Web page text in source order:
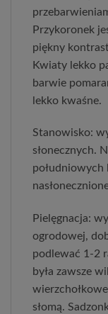
Przykoronek
piękny
Kwiaty lekko
barwie
lekko kwaśne.
Stanowisko:
słonecznych.
Pielęgnacja:
ogrodowej,
podlewać 1-2
była zawsze
słomą.